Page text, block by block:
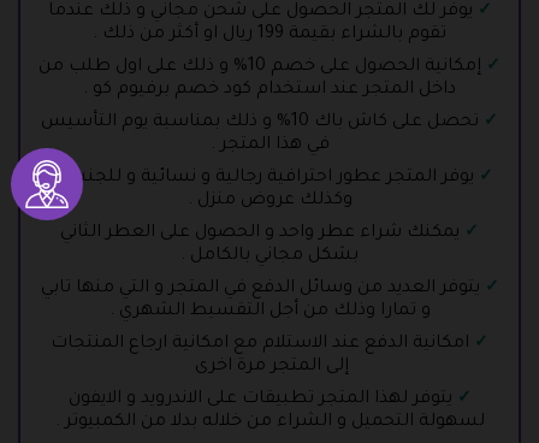
يوفر لك المتجر الحصول على شحن مجاني و ذلك عندما
تقوم بالشراء بقيمة 199 ريال او أكثر من ذلك .
إمكانية الحصول على خصم 10% و ذلك على اول طلب من
داخل المتجر عند استخدام كود خصم برفيوم كو .
تحصل على كاش باك 10% و ذلك بمناسبة يوم التأسيس
في هذا المتجر .
يوفر المتجر عطور احترافية رجالية و نسائية و للجنسين
وكذلك عروض منزل .
يمكنك شراء عطر واحد و الحصول على العطر الثاني
بشكل مجاني بالكامل .
يتوفر العديد من وسائل الدفع في المتجر و التي منها تابي
و تمارا وذلك من أجل التقسيط الشهري .
امكانية الدفع عند الاستلام مع امكانية ارجاع المنتجات
إلى المتجر مرة اخرى
يتوفر لهذا المتجر تطبيقات على الاندرويد و الايفون
لسهولة التحميل و الشراء من خلاله بدلا من الكمبيوتر .